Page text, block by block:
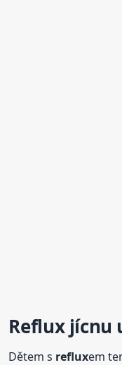
Refluxjícnu
Dětem s refluxem